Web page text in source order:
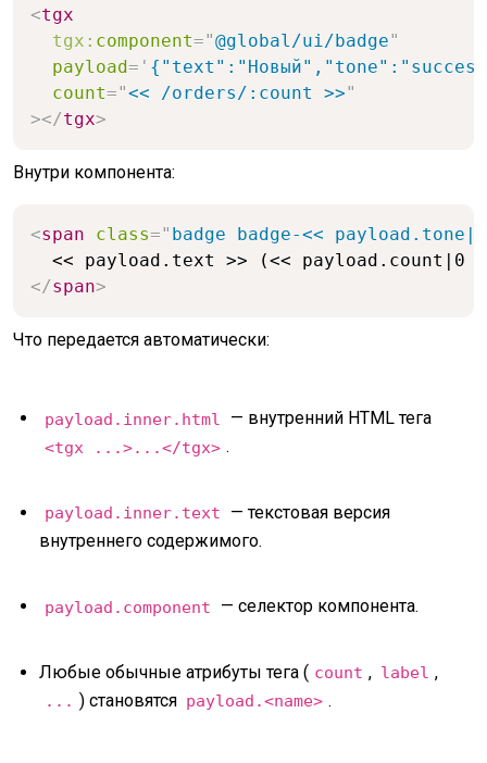
<tgx
tgx: component="@global/ui/badge"
payload= '
count="<< /orders/:count >>"
></tgx>
Внутри компонента:
<span class=" badge badge-<<
</span>
Что передается автоматически:
payload.inner.html — внутренний HTML тега
<tgx ...>...</tgx> .
payload.inner.text
— текстовая версия
внутреннего содержимого.
payload.component — селектор компонента.
Любые обычные атрибуты тега ( count , label ,
... ) становятся payload.<name> .